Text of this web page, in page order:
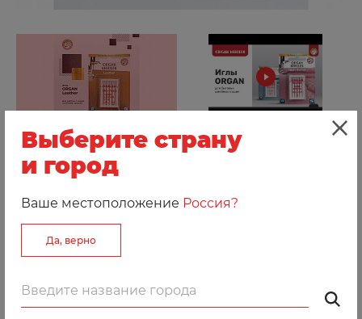
Добавить к сравнению
Артикул: 210120
Данные иглы подходят для работы с кожей
и замшой.
Выберите страну
и город
Ваше местоположение Россия?
Да, верно